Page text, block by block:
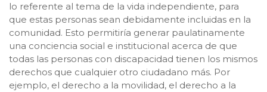
lo referente al tema de la vida independiente, para
que estas personas sean debidamente incluidas en la
comunidad. Esto permitiría generar paulatinamente
una conciencia social e institucional acerca de que
todas las personas con discapacidad tienen los mismos
derechos que cualquier otro ciudadano más. Por
ejemplo, el derecho a la movilidad, el derecho a la